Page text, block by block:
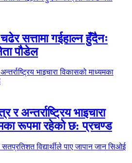
सत्तामा गईहाल्न हुँदैनः
पौडेल
अन्तर्राष्ट्रिय भाइचारा
रूपमा रहेको छ: प्रचण्ड